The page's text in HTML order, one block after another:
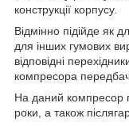
конструкції корпусу.
Відмінно підійде як
для інших гумових
відповідні
компресора
На даний компресор
роки, а також